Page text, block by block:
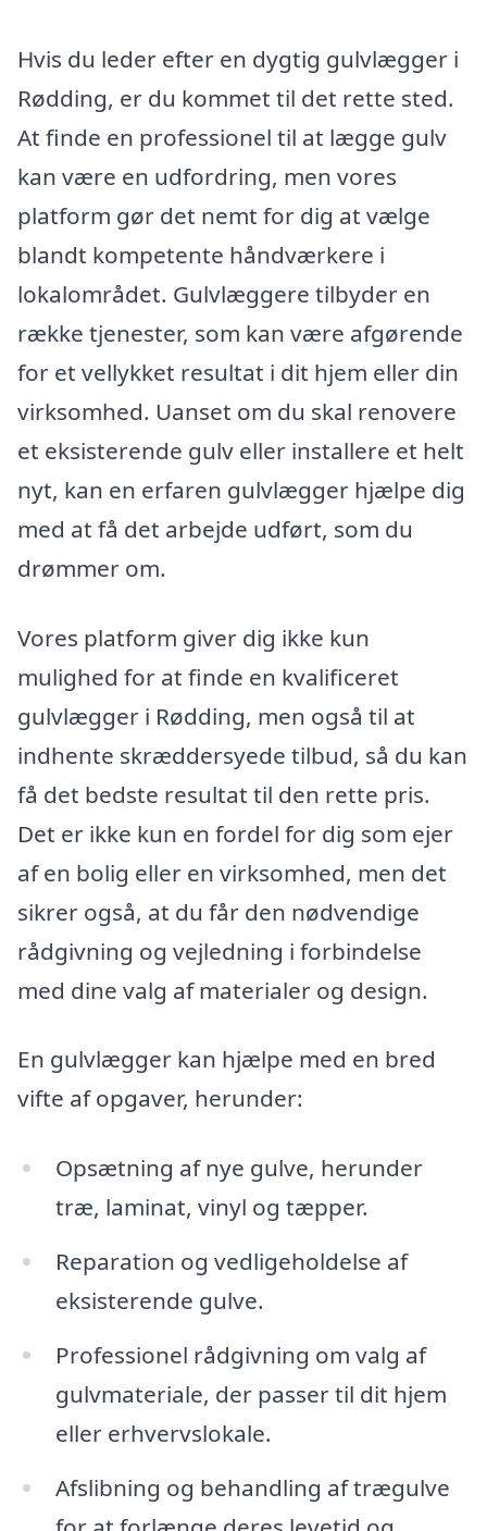
Hvis du leder efter en dygtig gulvlægger i
Rødding, er du kommet til det rette sted.
At finde en professionel til at lægge gulv
kan være en udfordring, men vores
platform gør det nemt for dig at vælge
blandt kompetente håndværkere i
lokalområdet. Gulvlæggere tilbyder en
række tjenester, som kan være afgørende
for et vellykket resultat i dit hjem eller din
virksomhed. Uanset om du skal renovere
et eksisterende gulv eller installere et helt
nyt, kan en erfaren gulvlægger hjælpe dig
med at få det arbejde udført, som du
drømmer om.
Vores platform giver dig ikke kun
mulighed for at finde en kvalificeret
gulvlægger i Rødding, men også til at
indhente skræddersyede tilbud, så du kan
få det bedste resultat til den rette pris.
Det er ikke kun en fordel for dig som ejer
af en bolig eller en virksomhed, men det
sikrer også, at du får den nødvendige
rådgivning og vejledning i forbindelse
med dine valg af materialer og design.
En gulvlægger kan hjælpe med en bred
vifte af opgaver, herunder:
Opsætning af nye gulve, herunder
træ, laminat, vinyl og tæpper.
Reparation og vedligeholdelse af
eksisterende gulve.
Professionel rådgivning om valg af
gulvmateriale, der passer til dit hjem
eller erhvervslokale.
Afslibning og behandling af trægulve